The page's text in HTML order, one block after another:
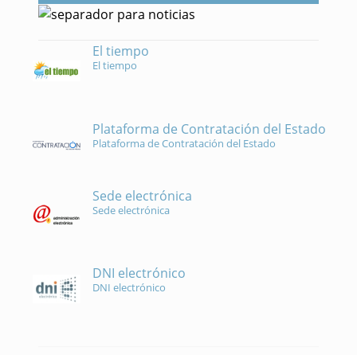
El tiempo
El tiempo
Plataforma de Contratación del Estado
Plataforma de Contratación del Estado
Sede electrónica
Sede electrónica
DNI electrónico
DNI electrónico